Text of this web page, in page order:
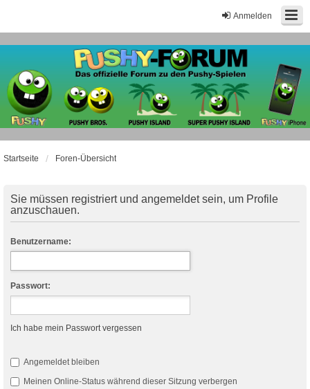
Anmelden
Startseite Foren-Übersicht
Sie müssen registriert und angemeldet sein, um Profile
anzuschauen.
Benutzername:
Passwort:
Ich habe mein Passwort vergessen
Angemeldet bleiben
Meinen Online-Status während dieser Sitzung verbergen